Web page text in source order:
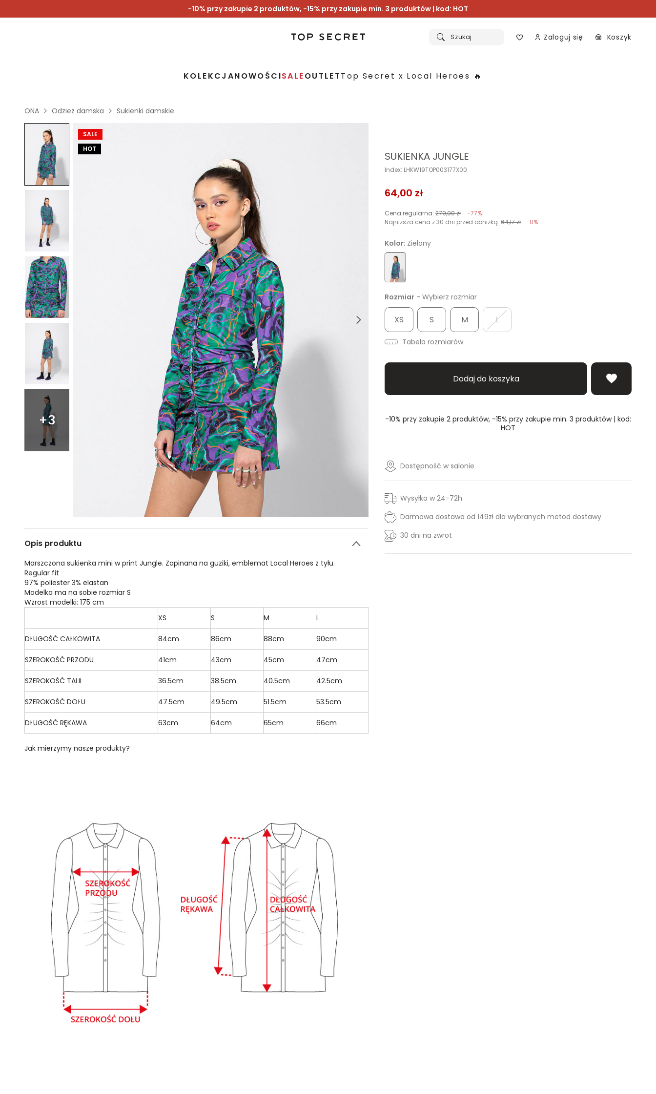
-10% przy zakupie 2 produktów, -15% przy zakupie min. 3 produktów | kod: HOT
Szukaj Zaloguj się Koszyk
KOLEKCJANOWOŚCISALEOUTLETTop Secret x Local Heroes 🔥
ONA Odzież damska Sukienki damskie
SALE
HOT
SUKIENKA JUNGLE
Index: LHKW19TOP003177X00
64,00 zł
Cena regularna: 279,00 zł
-77%
Najniższa cena z 30 dni przed obniżką: 64,17 zł -0%
Kolor: Zielony
Rozmiar - Wybierz rozmiar
XS S M L
Tabela rozmiarów
Dodaj do koszyka
-10% przy zakupie 2 produktów, -15% przy zakupie min. 3 produktów | kod:
HOT
Dostępność w salonie
Wysyłka w 24-72h
Darmowa dostawa od 149zł dla wybranych metod dostawy
30 dni na zwrot
Opis produktu
Marszczona sukienka mini w print Jungle. Zapinana na guziki, emblemat Local Heroes z tyłu.
Regular fit
97% poliester 3% elastan
Modelka ma na sobie rozmiar S
Wzrost modelki: 175 cm
XS
S M L
DŁUGOŚĆ CAŁKOWITA 84cm 86cm 88cm 90cm
SZEROKOŚĆ PRZODU 41cm 43cm 45cm 47cm
SZEROKOŚĆ TALII 36.5cm 38.5cm 40.5cm 42.5cm
SZEROKOŚĆ DOŁU 47.5cm 49.5cm 51.5cm 53.5cm
DŁUGOŚĆ RĘKAWA 63cm 64cm 65cm 66cm
Jak mierzymy nasze produkty?